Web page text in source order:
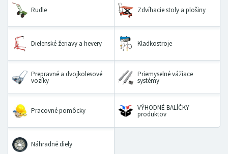
Rudle Zdvíhacie stoly a plošiny
Dielenské žeriavy a hevery Kladkostroje
Prepravné a dvojkolesové
vozíky
Priemyselné vážiace
systémy
Pracovné pomôcky VÝHODNÉ BALÍČKY
produktov
Náhradné diely